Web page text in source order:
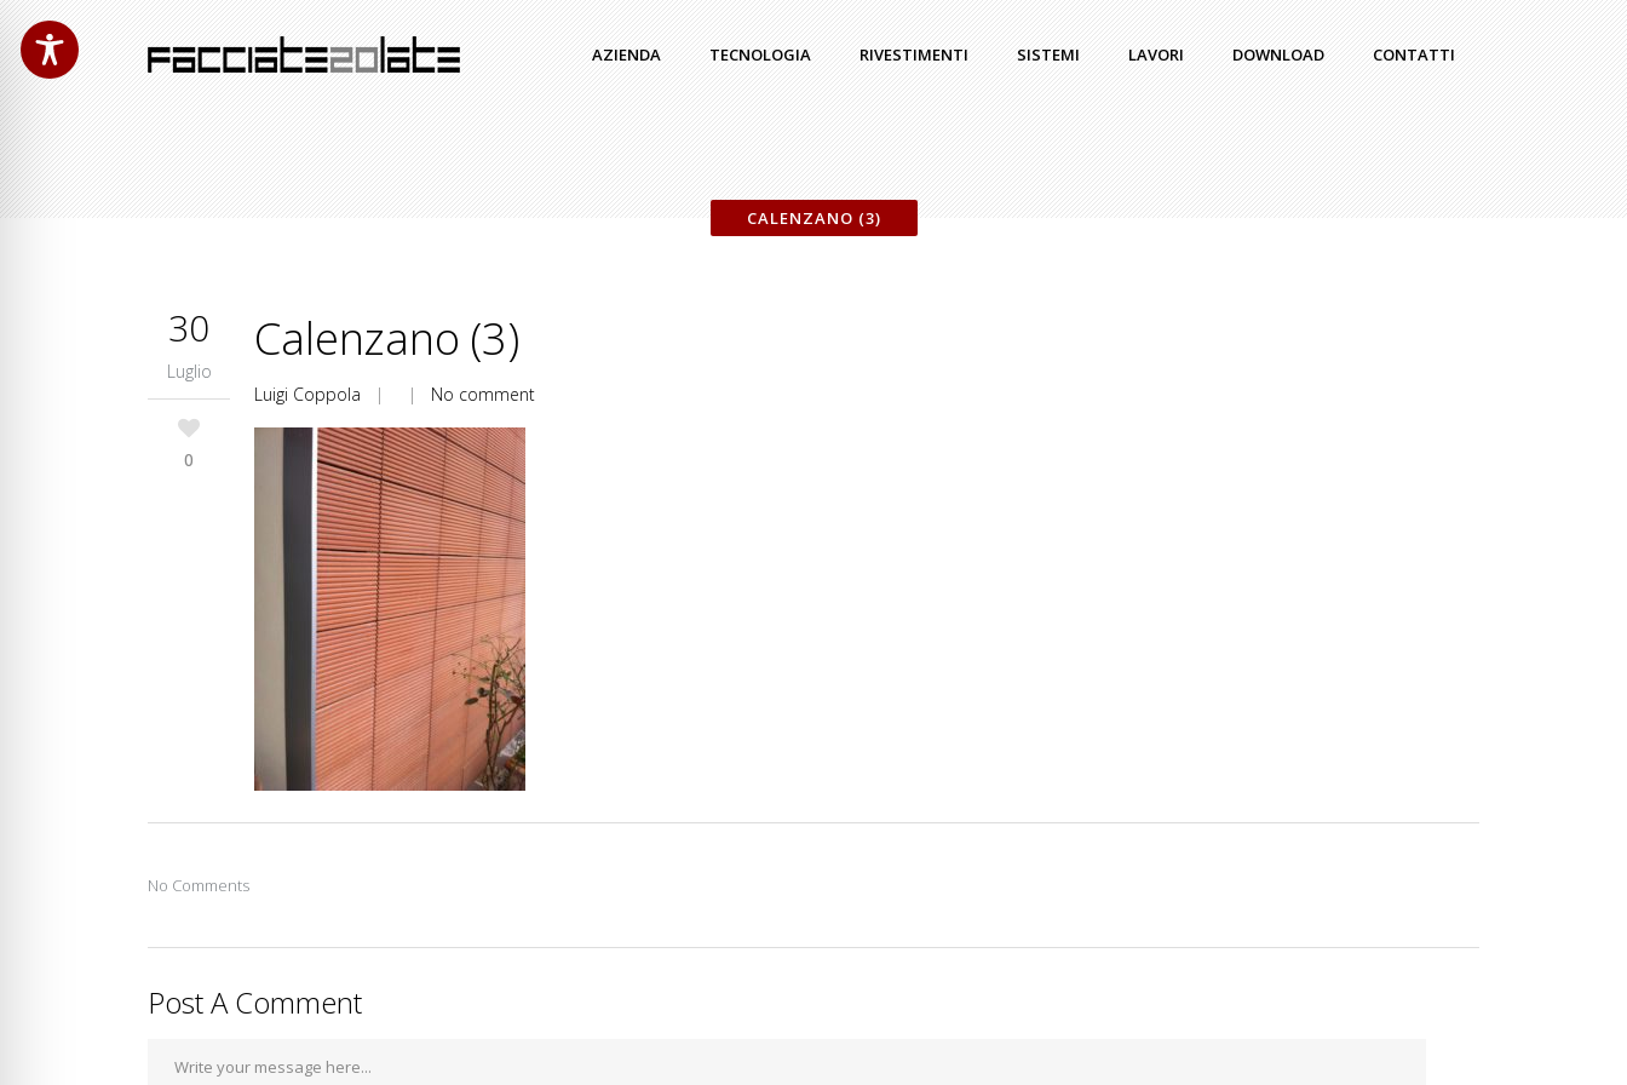
AZIENDA TECNOLOGIA RIVESTIMENTI SISTEMI LAVORI DOWNLOAD CONTATTI
CALENZANO (3)
30
Luglio
0
Calenzano (3)
Luigi Coppola | | No comment
No Comments
Post A Comment